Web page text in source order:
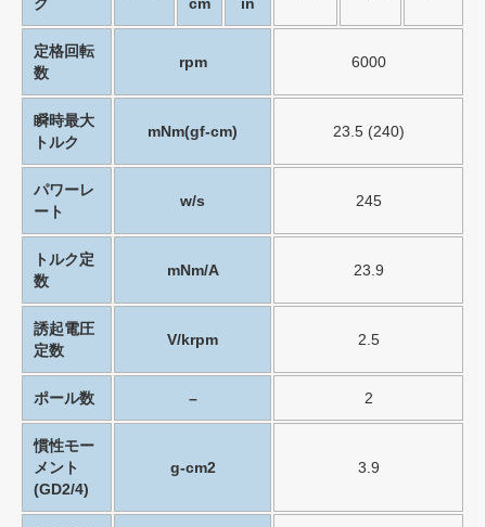
ク
cm
in
定格回転
数
rpm 6000
瞬時最大
トルク
mNm(gf-cm) 23.5 (240)
パワーレ
ート
w/s 245
トルク定
数
mNm/A 23.9
誘起電圧
定数
V/krpm 2.5
ポール数 – 2
慣性モー
メント
(GD2/4)
g-cm2 3.9